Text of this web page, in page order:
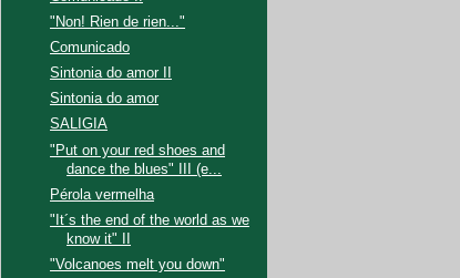
"Non! Rien de rien..."
Comunicado
Sintonia do amor II
Sintonia do amor
SALIGIA
"Put on your red shoes and
dance the blues" III (e...
Pérola vermelha
"It´s the end of the world as we
know it" II
"Volcanoes melt you down"